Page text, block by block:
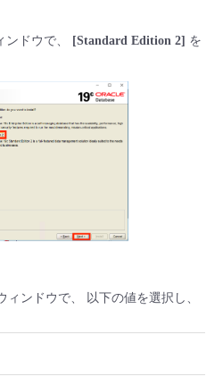
ンドウで、 [Standard Edition 2] を
ィンドウで、 以下の値を選択し、